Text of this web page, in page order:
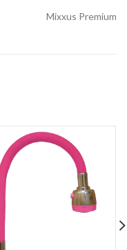
Mixxus Premium